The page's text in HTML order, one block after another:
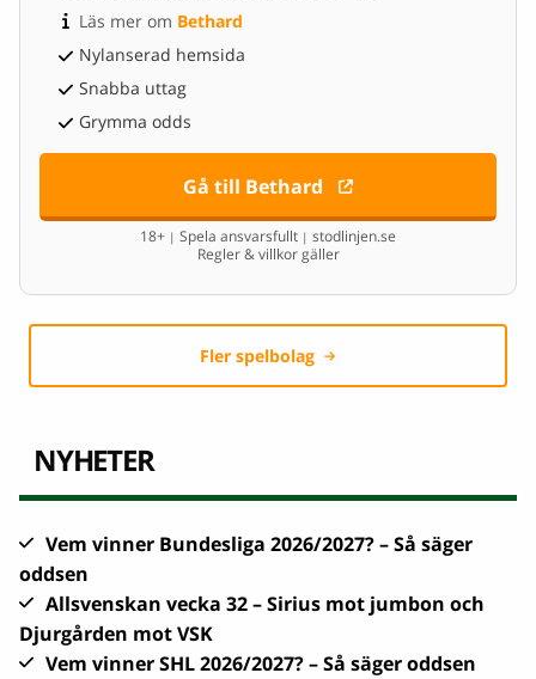
Läs mer om Bethard
Nylanserad hemsida
Snabba uttag
Grymma odds
Gå till Bethard
18+ | Spela ansvarsfullt | stodlinjen.se
Regler & villkor gäller
Fler spelbolag
NYHETER
Vem vinner Bundesliga 2026/2027? – Så säger
oddsen
Allsvenskan vecka 32 – Sirius mot jumbon och
Djurgården mot VSK
Vem vinner SHL 2026/2027? – Så säger oddsen